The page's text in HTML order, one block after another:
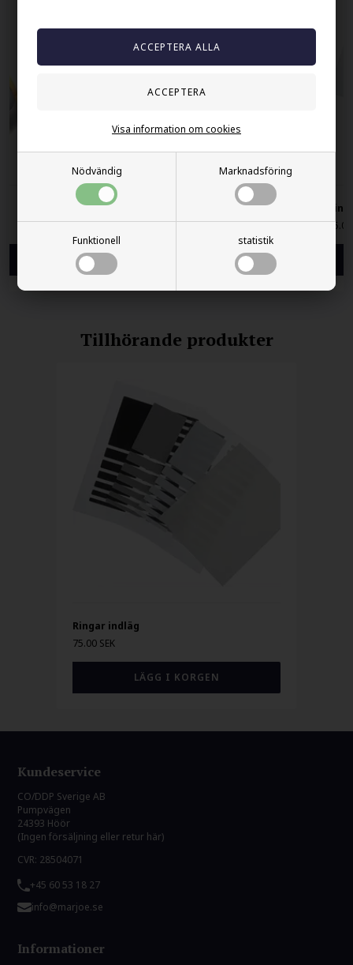
Nödvändig Marknadsföring
Funktionell statistik
Visa information om cookies
Tungstenring med glimt.
485.00 SEK
75.00
Tillhörande produkter
Ringar indläg
75.00 SEK
Kundeservice
CO/DDP Sverige AB
Pumpvägen
24393 Höör
(Ingen försäljning eller retur här)
CVR: 28504071
+45 60 53 18 27
info@marjoe.se
Informationer